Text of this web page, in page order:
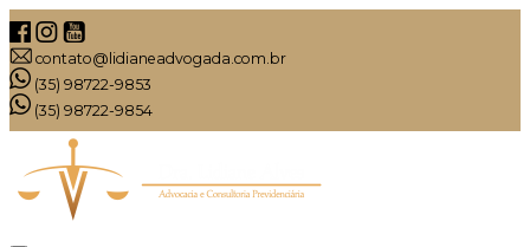
contato@lidianeadvogada.com.br
(35) 98722-9853
(35) 98722-9854